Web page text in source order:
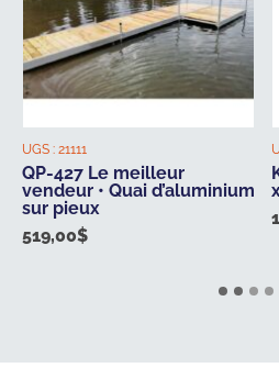
UGS : 21111
QP-427 Le meilleur
vendeur • Quai d’aluminium
sur pieux
519,00$